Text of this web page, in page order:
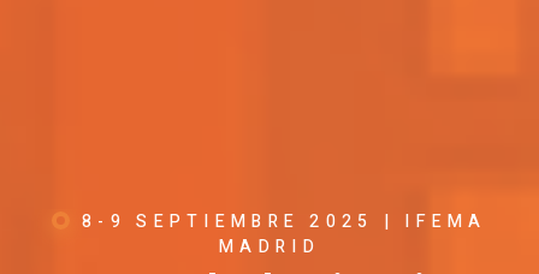
8-9 SEPTIEMBRE 2025 | IFEMA
MADRID